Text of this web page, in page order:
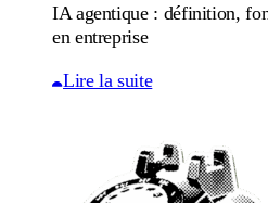
IA agentique : définition,
en entreprise
Lire la suite